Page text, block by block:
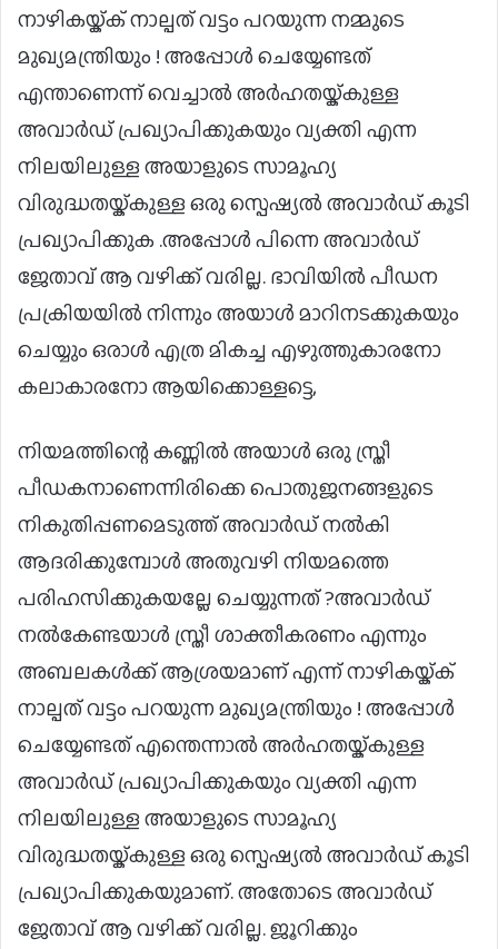
നാഴികയ്ക്ക് നാല്പത് വട്ടം പറയുന്ന നമ്മുടെ
മുഖ്യമന്ത്രിയും ! അപ്പോള്‍ ചെയ്യേണ്ടത്
എന്താണെന്ന് വെച്ചാല്‍ അര്‍ഹതയ്ക്കുള്ള
അവാര്‍ഡ് പ്രഖ്യാപിക്കുകയും വ്യക്തി എന്ന
നിലയിലുള്ള അയാളുടെ സാമൂഹ്യ
വിരുദ്ധതയ്ക്കുള്ള ഒരു സ്പെഷ്യല്‍ അവാര്‍ഡ് കൂടി
പ്രഖ്യാപിക്കുക .അപ്പോള്‍ പിന്നെ അവാര്‍ഡ്
ജേതാവ് ആ വഴിക്ക് വരില്ല. ഭാവിയില്‍ പീഡന
പ്രക്രിയയില്‍ നിന്നും അയാള്‍ മാറിനടക്കുകയും
ചെയ്യും ഒരാള്‍ എത്ര മികച്ച എഴുത്തുകാരനോ
കലാകാരനോ ആയിക്കൊള്ളട്ടെ,
നിയമത്തിന്റെ കണ്ണില്‍ അയാള്‍ ഒരു സ്ത്രീ
പീഡകനാണെന്നിരിക്കെ പൊതുജനങ്ങളുടെ
നികുതിപ്പണമെടുത്ത് അവാര്‍ഡ് നല്‍കി
ആദരിക്കുമ്പോള്‍ അതുവഴി നിയമത്തെ
പരിഹസിക്കുകയല്ലേ ചെയ്യുന്നത് ?അവാര്‍ഡ്
നല്‍കേണ്ടയാള്‍ സ്ത്രീ ശാക്തീകരണം എന്നും
അബലകള്‍ക്ക് ആശ്രയമാണ് എന്ന് നാഴികയ്ക്ക്
നാല്പത് വട്ടം പറയുന്ന മുഖ്യമന്ത്രിയും ! അപ്പോള്‍
ചെയ്യേണ്ടത് എന്തെന്നാല്‍ അര്‍ഹതയ്ക്കുള്ള
അവാര്‍ഡ് പ്രഖ്യാപിക്കുകയും വ്യക്തി എന്ന
നിലയിലുള്ള അയാളുടെ സാമൂഹ്യ
വിരുദ്ധതയ്ക്കുള്ള ഒരു സ്പെഷ്യല്‍ അവാര്‍ഡ് കൂടി
പ്രഖ്യാപിക്കുകയുമാണ്. അതോടെ അവാര്‍ഡ്
ജേതാവ് ആ വഴിക്ക് വരില്ല. ജൂറിക്കും